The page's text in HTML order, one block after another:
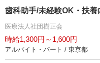
歯科助手/未経験OK・扶養
医療法人社団樹正会
時給1,300円～1,600円
アルバイト・パート / 東京都